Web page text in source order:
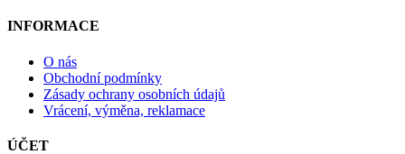
INFORMACE
O nás
Obchodní podmínky
Zásady ochrany osobních údajů
Vrácení, výměna, reklamace
ÚČET